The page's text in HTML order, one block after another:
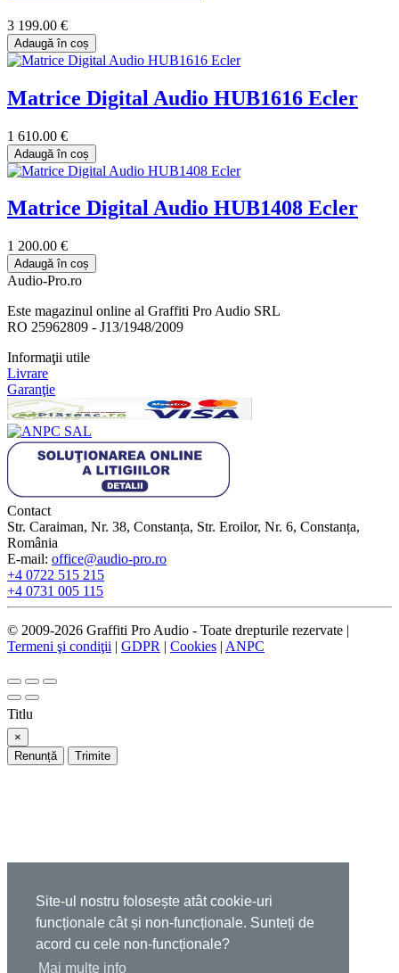
Site-ul nostru folosește atât cookie-uri
funcționale cât și non-funcționale. Sunteți de
acord cu cele non-funcționale?
Mai multe info
3 199.00 €
Adaugă în coș
Matrice Digital Audio HUB1616 Ecler
1 610.00 €
Adaugă în coș
Matrice Digital Audio HUB1408 Ecler
1 200.00 €
Adaugă în coș
Audio-Pro.ro
Este magazinul online al Graffiti Pro Audio SRL
RO 25962809 - J13/1948/2009
Informaţii utile
Livrare
Garanţie
Contact
Str. Caraiman, Nr. 38, Constanța, Str. Eroilor, Nr. 6, Constanța,
România
E-mail: office@audio-pro.ro
+4 0722 515 215
+4 0731 005 115
© 2009-2026 Graffiti Pro Audio - Toate drepturile rezervate |
Termeni şi condiţii | GDPR | Cookies | ANPC
Titlu
×
Renunță